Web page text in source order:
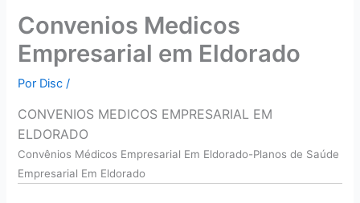
Convenios Medicos
Empresarial em Eldorado
Por Disc/
CONVENIOS MEDICOS EMPRESARIAL EM
ELDORADO
Convênios Médicos Empresarial Em Eldorado-Planos de Saúde
Empresarial Em Eldorado